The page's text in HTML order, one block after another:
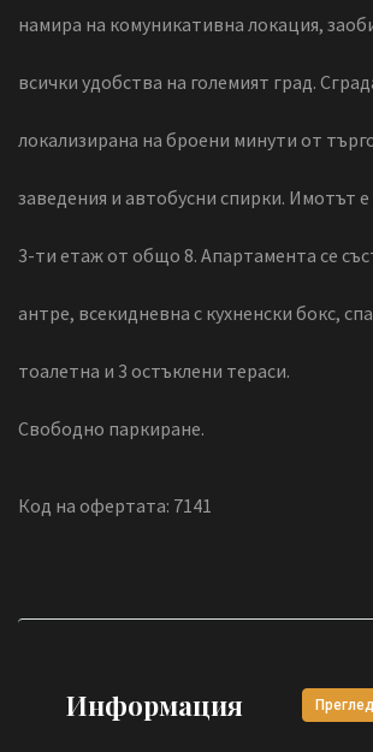
намира на комуникативна локация,
всички удобства на големият град.
локализирана на броени минути от
заведения и автобусни спирки. Имотът
3-ти етаж от общо 8. Апартамента се
антре, всекидневна с кухненски бокс,
тоалетна и 3 остъклени тераси.
Свободно паркиране.
Код на офертата: 7141
Информация